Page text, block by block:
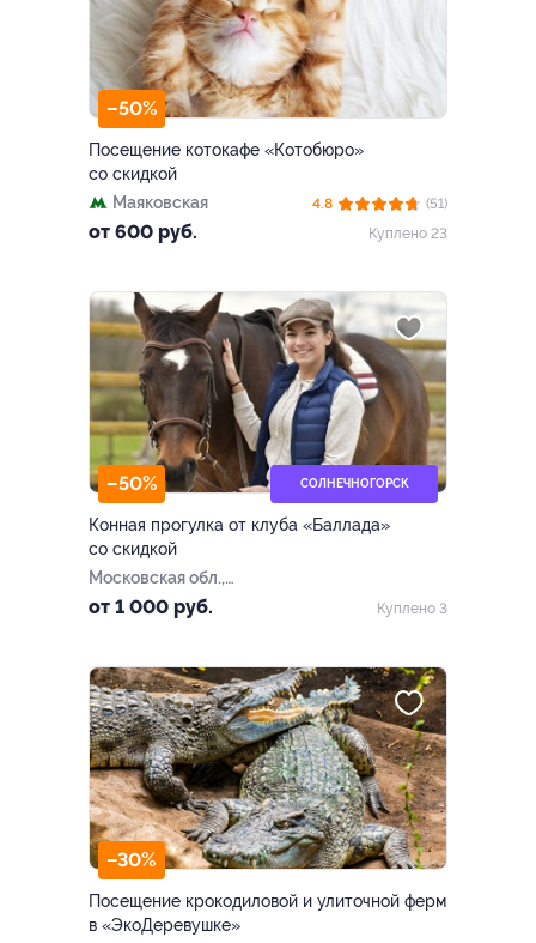
–50%
Посещение котокафе «Котобюро»
со скидкой
Маяковская
от 600 руб.
4.8
(51)
Куплено 23
–50% СОЛНЕЧНОГОРСК
Конная прогулка от клуба «Баллада»
со скидкой
Московская обл.,
Солнечногорский р-н, дер.
«Поварово»)
от 1 000 руб. Куплено 3
–30%
Посещение крокодиловой и улиточной ферм
в «ЭкоДеревушке»